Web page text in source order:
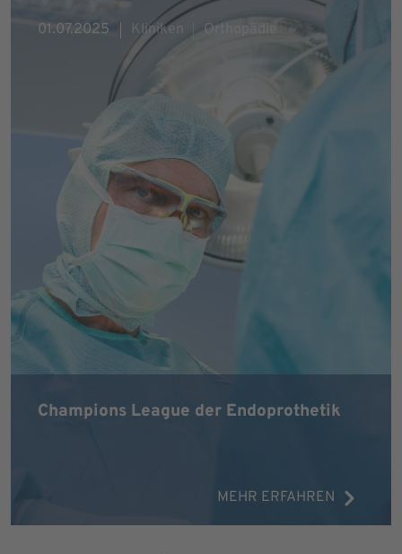
Champions League der Endoprothetik
MEHR ERFAHREN
01.07.2025 Kliniken Orthopädie